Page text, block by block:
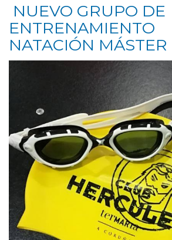
NUEVO GRUPO DE
ENTRENAMIENTO
NATACIÓN MÁSTER